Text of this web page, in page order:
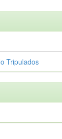
Tripulados